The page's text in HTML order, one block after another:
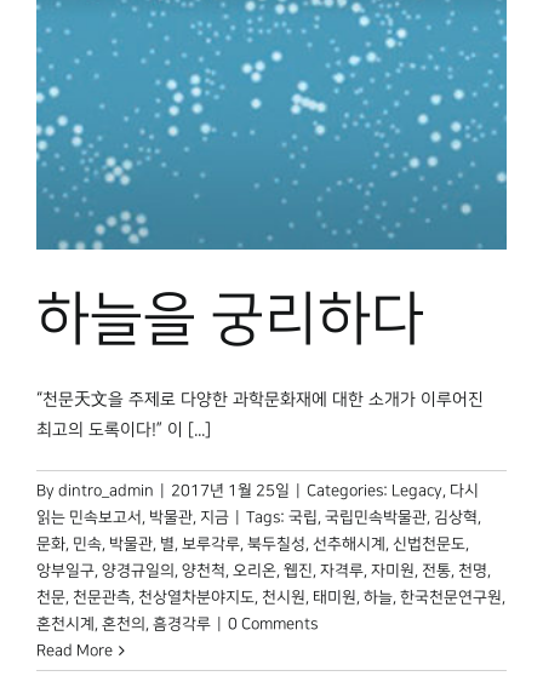
민속 인사이드
원문보기 PDF
박물관 홈페이지
하늘을 궁리하다
“천문天文을 주제로 다양한 과학문화재에 대한 소개가 이루어진
최고의 도록이다!” 이 [...]
By dintro_admin 2017년 1월 25일 Categories: Legacy, 다시
읽는 민속보고서 , 박물관, 지금 Tags: 국립, 국립민속박물관, 김상혁,
문화, 민속, 박물관, 별, 보루각루, 북두칠성, 선추해시계 , 신법천문도,
앙부일구, 양경규일의 , 양천척, 오리온, 웹진, 자격루, 자미원, 전통, 천명,
천문, 천문관측, 천상열차분야지도, 천시원, 태미원, 하늘, 한국천문연구원,
혼천시계 , 혼천의 , 흠경각루
0 Comments
Read More